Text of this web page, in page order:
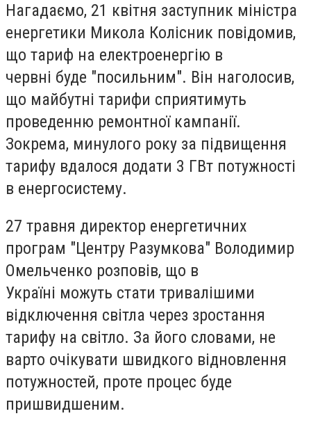
Нагадаємо, 21 квітня заступник міністра
енергетики Микола Колісник повідомив,
що тариф на електроенергію в
червні буде "посильним". Він наголосив,
що майбутні тарифи сприятимуть
проведенню ремонтної кампанії.
Зокрема, минулого року за підвищення
тарифу вдалося додати 3 ГВт потужності
в енергосистему.
27 травня директор енергетичних
програм "Центру Разумкова" Володимир
Омельченко розповів, що в
Україні можуть стати тривалішими
відключення світла через зростання
тарифу на світло. За його словами, не
варто очікувати швидкого відновлення
потужностей, проте процес буде
пришвидшеним.